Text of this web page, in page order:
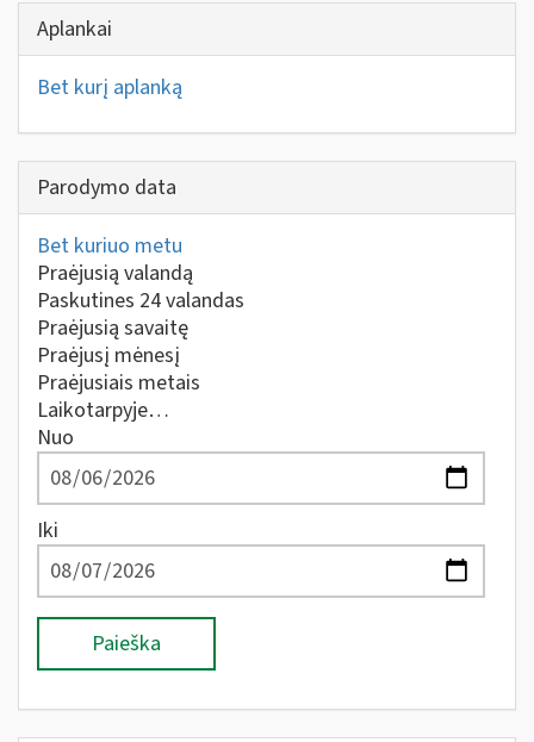
Aplankai
Bet kurį aplanką
Parodymo data
Bet kuriuo metu
Praėjusią valandą
Paskutines 24 valandas
Praėjusią savaitę
Praėjusį mėnesį
Praėjusiais metais
Laikotarpyje…
Nuo
Iki
Paieška